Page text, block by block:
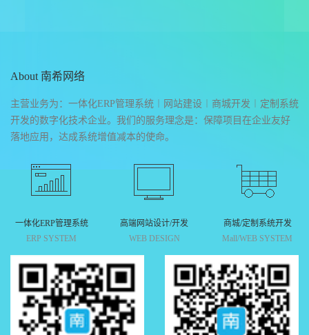
About 南希网络
主营业务为：一体化ERP管理系统︱网站建设︱商城开发︱定制系统
开发的数字化技术企业。我们的服务理念是：保障项目在企业友好
落地应用，达成系统增值减本的使命。
一体化ERP管理系统
ERP SYSTEM
高端网站设计/开发
WEB DESIGN
商城/定制系统开发
Mall/WEB SYSTEM